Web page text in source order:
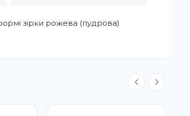
зірки рожева (пудрова)